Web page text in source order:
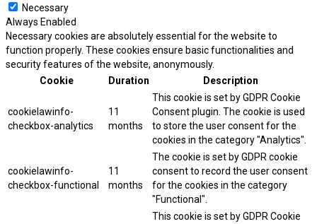
Necessary
Always Enabled
Necessary cookies are absolutely essential for the website to
function properly. These cookies ensure basic functionalities and
security features of the website, anonymously.
Cookie
Duration Description
cookielawinfo-
checkbox-analytics
11
months
This cookie is set by GDPR Cookie
Consent plugin. The cookie is used
to store the user consent for the
cookies in the category "Analytics".
cookielawinfo-
checkbox-functional
11
months
The cookie is set by GDPR cookie
consent to record the user consent
for the cookies in the category
"Functional".
This cookie is set by GDPR Cookie